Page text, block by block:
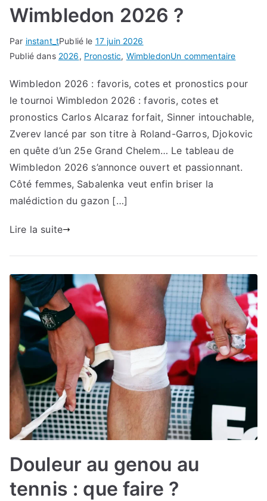
Wimbledon 2026 ?
Par instant_tPublié le 17 juin 2026
Publié dans 2026, Pronostic, WimbledonUn commentairesur
sont
favoris
de
Wimbledon 2026 : favoris, cotes et pronostics pour
le tournoi Wimbledon 2026 : favoris, cotes et
pronostics Carlos Alcaraz forfait, Sinner intouchable,
Zverev lancé par son titre à Roland-Garros, Djokovic
en quête d’un 25e Grand Chelem… Le tableau de
Wimbledon 2026 s’annonce ouvert et passionnant.
Côté femmes, Sabalenka veut enfin briser la
malédiction du gazon […]
Lire la suite
Douleur au genou au
tennis : que faire ?